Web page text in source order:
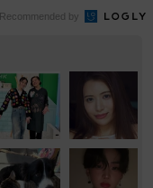
Recommended by